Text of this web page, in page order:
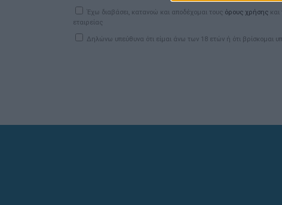
Έχω διαβάσει, κατανοώ και αποδέχομαι τους όρους χρήσης και
εταιρείας
Δηλώνω υπεύθυνα ότι είμαι άνω των 18 ετών ή ότι βρίσκομαι